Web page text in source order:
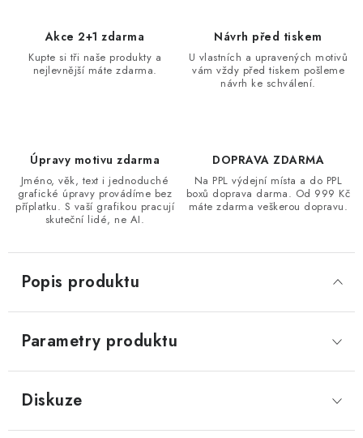
Akce 2+1 zdarma
Kupte si tři naše produkty a
nejlevnější máte zdarma.
Návrh před tiskem
U vlastních a upravených motivů
vám vždy před tiskem pošleme
návrh ke schválení.
Úpravy motivu zdarma
Jméno, věk, text i jednoduché
grafické úpravy provádíme bez
příplatku. S vaší grafikou pracují
skuteční lidé, ne AI.
DOPRAVA ZDARMA
Na PPL výdejní místa a do PPL
boxů doprava darma. Od 999 Kč
máte zdarma veškerou dopravu.
Popis produktu
Parametry produktu
Diskuze